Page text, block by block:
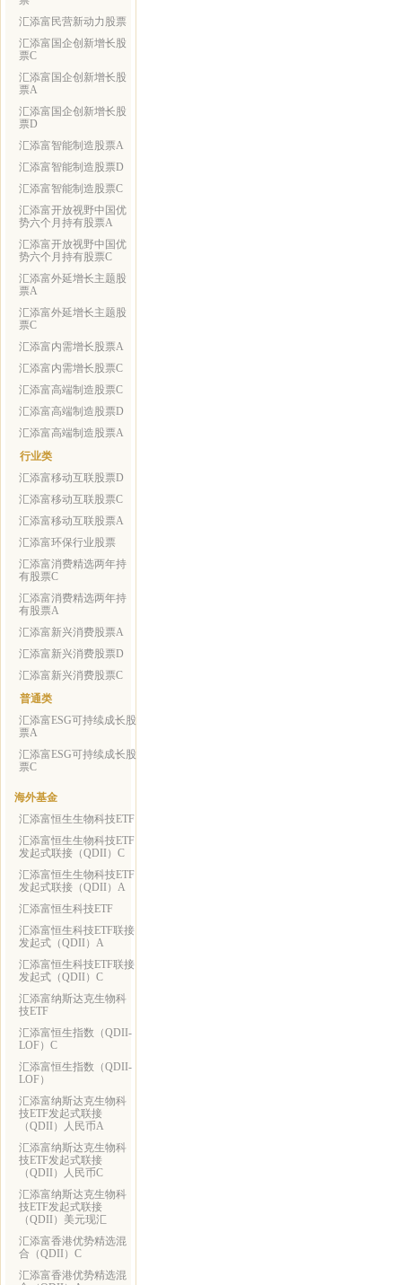
汇添富民营新动力股票
汇添富国企创新增长股
票C
汇添富国企创新增长股
票A
汇添富国企创新增长股
票D
汇添富智能制造股票A
汇添富智能制造股票D
汇添富智能制造股票C
汇添富开放视野中国优
势六个月持有股票A
汇添富开放视野中国优
势六个月持有股票C
汇添富外延增长主题股
票A
汇添富外延增长主题股
票C
汇添富内需增长股票A
汇添富内需增长股票C
汇添富高端制造股票C
汇添富高端制造股票D
汇添富高端制造股票A
行业类
汇添富移动互联股票D
汇添富移动互联股票C
汇添富移动互联股票A
汇添富环保行业股票
汇添富消费精选两年持
有股票C
汇添富消费精选两年持
有股票A
汇添富新兴消费股票A
汇添富新兴消费股票D
汇添富新兴消费股票C
普通类
汇添富ESG可持续成长股
票A
汇添富ESG可持续成长股
票C
海外基金
汇添富恒生生物科技ETF
汇添富恒生生物科技ETF
发起式联接（QDII）C
汇添富恒生生物科技ETF
发起式联接（QDII）A
汇添富恒生科技ETF
汇添富恒生科技ETF联接
发起式（QDII）A
汇添富恒生科技ETF联接
发起式（QDII）C
汇添富纳斯达克生物科
技ETF
汇添富恒生指数（QDII-
LOF）C
汇添富恒生指数（QDII-
LOF）
汇添富纳斯达克生物科
技ETF发起式联接
（QDII）人民币A
汇添富纳斯达克生物科
技ETF发起式联接
（QDII）人民币C
汇添富纳斯达克生物科
技ETF发起式联接
（QDII）美元现汇
汇添富香港优势精选混
合（QDII）C
汇添富香港优势精选混